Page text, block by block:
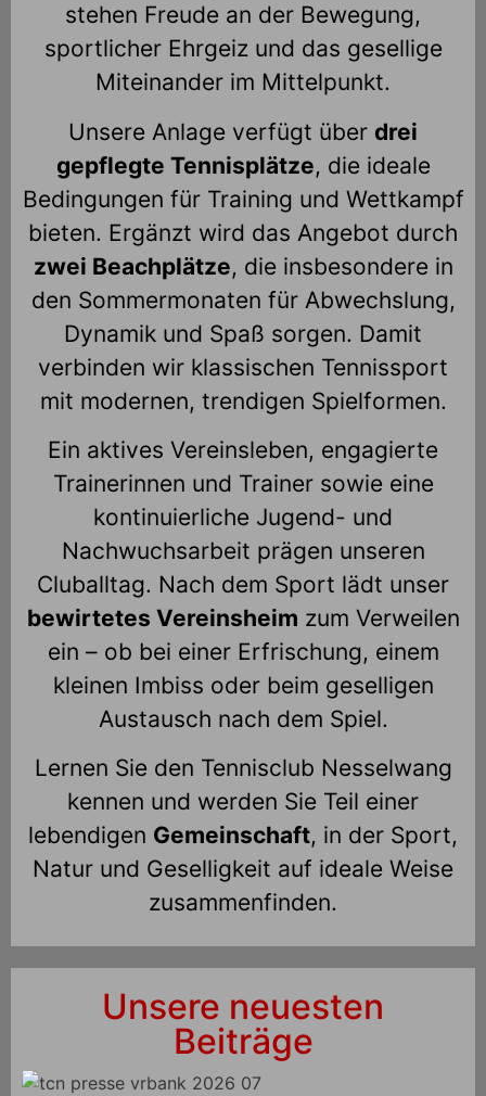
stehen Freude an der Bewegung,
sportlicher Ehrgeiz und das gesellige
Miteinander im Mittelpunkt.
Unsere Anlage verfügt über drei
gepflegte Tennisplätze, die ideale
Bedingungen für Training und Wettkampf
bieten. Ergänzt wird das Angebot durch
zwei Beachplätze, die insbesondere in
den Sommermonaten für Abwechslung,
Dynamik und Spaß sorgen. Damit
verbinden wir klassischen Tennissport
mit modernen, trendigen Spielformen.
Ein aktives Vereinsleben, engagierte
Trainerinnen und Trainer sowie eine
kontinuierliche Jugend- und
Nachwuchsarbeit prägen unseren
Cluballtag. Nach dem Sport lädt unser
bewirtetes Vereinsheim zum Verweilen
ein – ob bei einer Erfrischung, einem
kleinen Imbiss oder beim geselligen
Austausch nach dem Spiel.
Lernen Sie den Tennisclub Nesselwang
kennen und werden Sie Teil einer
lebendigen Gemeinschaft, in der Sport,
Natur und Geselligkeit auf ideale Weise
zusammenfinden.
Unsere neuesten
Beiträge